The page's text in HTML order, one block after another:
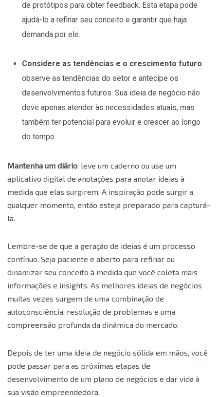
de protótipos para obter feedback. Esta etapa pode
ajudá-lo a refinar seu conceito e garantir que haja
demanda por ele.
Considere as tendências e o crescimento futuro:
observe as tendências do setor e antecipe os
desenvolvimentos futuros. Sua ideia de negócio não
deve apenas atender às necessidades atuais, mas
também ter potencial para evoluir e crescer ao longo
do tempo.
Mantenha um diário: leve um caderno ou use um
aplicativo digital de anotações para anotar ideias à
medida que elas surgirem. A inspiração pode surgir a
qualquer momento, então esteja preparado para capturá-
la.
Lembre-se de que a geração de ideias é um processo
contínuo. Seja paciente e aberto para refinar ou
dinamizar seu conceito à medida que você coleta mais
informações e insights. As melhores ideias de negócios
muitas vezes surgem de uma combinação de
autoconsciência, resolução de problemas e uma
compreensão profunda da dinâmica do mercado.
Depois de ter uma ideia de negócio sólida em mãos, você
pode passar para as próximas etapas de
desenvolvimento de um plano de negócios e dar vida à
sua visão empreendedora.